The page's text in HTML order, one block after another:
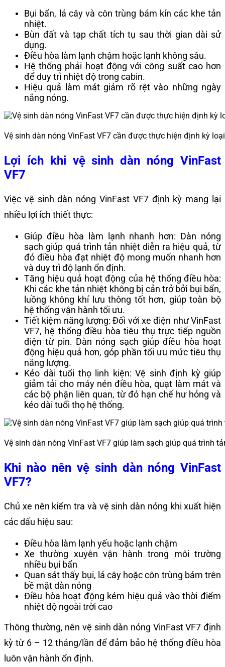
Bụi bẩn, lá cây và côn trùng bám kín các khe tản
nhiệt.
Bùn đất và tạp chất tích tụ sau thời gian dài sử
dụng.
Điều hòa làm lạnh chậm hoặc lạnh không sâu.
Hệ thống phải hoạt động với công suất cao hơn
để duy trì nhiệt độ trong cabin.
Hiệu quả làm mát giảm rõ rệt vào những ngày
nắng nóng.
Vệ sinh dàn nóng VinFast VF7 cần được thực hiện định kỳ
Lợi ích khi vệ sinh dàn nóng VinFast
VF7
Việc vệ sinh dàn nóng VinFast VF7 định kỳ mang lại
nhiều lợi ích thiết thực:
Giúp điều hòa làm lạnh nhanh hơn: Dàn nóng
sạch giúp quá trình tản nhiệt diễn ra hiệu quả, từ
đó điều hòa đạt nhiệt độ mong muốn nhanh hơn
và duy trì độ lạnh ổn định.
Tăng hiệu quả hoạt động của hệ thống điều hòa:
Khi các khe tản nhiệt không bị cản trở bởi bụi bẩn,
luồng không khí lưu thông tốt hơn, giúp toàn bộ
hệ thống vận hành tối ưu.
Tiết kiệm năng lượng: Đối với xe điện như VinFast
VF7, hệ thống điều hòa tiêu thụ trực tiếp nguồn
điện từ pin. Dàn nóng sạch giúp điều hòa hoạt
động hiệu quả hơn, góp phần tối ưu mức tiêu thụ
năng lượng.
Kéo dài tuổi thọ linh kiện: Vệ sinh định kỳ giúp
giảm tải cho máy nén điều hòa, quạt làm mát và
các bộ phận liên quan, từ đó hạn chế hư hỏng và
kéo dài tuổi thọ hệ thống.
Vệ sinh dàn nóng VinFast VF7 giúp làm sạch giúp quá trình
Khi nào nên vệ sinh dàn nóng VinFast
VF7?
Chủ xe nên kiểm tra và vệ sinh dàn nóng khi xuất hiện
các dấu hiệu sau:
Điều hòa làm lạnh yếu hoặc lạnh chậm
Xe thường xuyên vận hành trong môi trường
nhiều bụi bẩn
Quan sát thấy bụi, lá cây hoặc côn trùng bám trên
bề mặt dàn nóng
Điều hòa hoạt động kém hiệu quả vào thời điểm
nhiệt độ ngoài trời cao
Thông thường, nên vệ sinh dàn nóng VinFast VF7 định
kỳ từ 6 – 12 tháng/lần để đảm bảo hệ thống điều hòa
luôn vận hành ổn định.